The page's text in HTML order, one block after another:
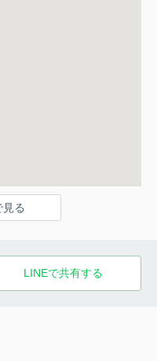
る
LINEで共有する